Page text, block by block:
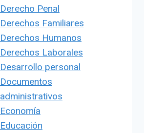
Derecho Penal
Derechos Familiares
Derechos Humanos
Derechos Laborales
Desarrollo personal
Documentos
administrativos
Economía
Educación